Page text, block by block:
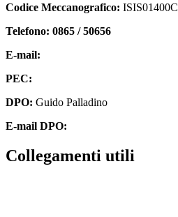
Codice Meccanografico: ISIS01400C
Telefono: 0865 / 50656
E-mail:
PEC:
DPO: Guido Palladino
E-mail DPO:
collegamenti utili